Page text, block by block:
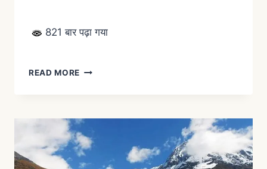
821 बार पढ़ा गया
READ MORE